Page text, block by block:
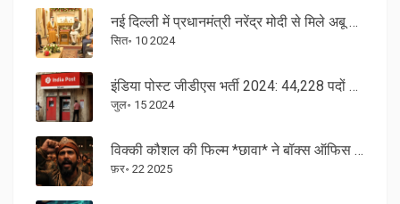
नई दिल्ली में प्रधानमंत्री नरेंद्र मोदी से मिले अबू धाबी के क्राउन प्रिंस
सित॰ 10 2024
इंडिया पोस्ट जीडीएस भर्ती 2024: 44,228 पदों के लिए ऑनलाइन आवेदन खोलें, अंतिम तिथि 5 अगस्त
जुल॰ 15 2024
विक्की कौशल की फिल्म *छावा* ने बॉक्स ऑफिस पर दिखाया दम, पहले हफ्ते में ₹300 करोड़ का आंकड़ा पार
फ़र॰ 22 2025